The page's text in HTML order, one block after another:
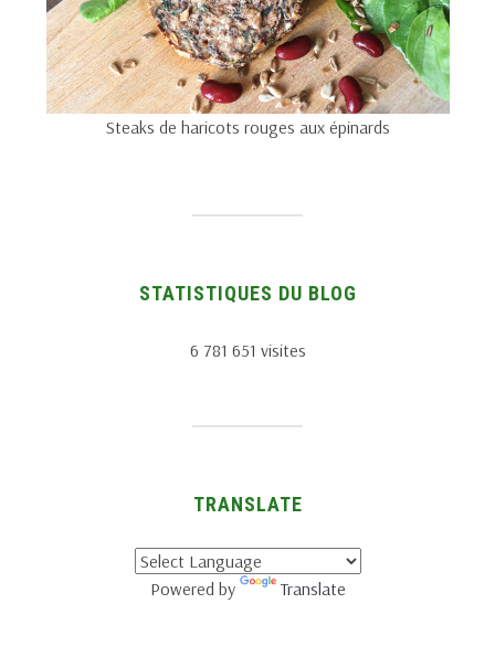
Steaks de haricots rouges aux épinards
STATISTIQUES DU BLOG
6 781 651 visites
TRANSLATE
Powered by Translate